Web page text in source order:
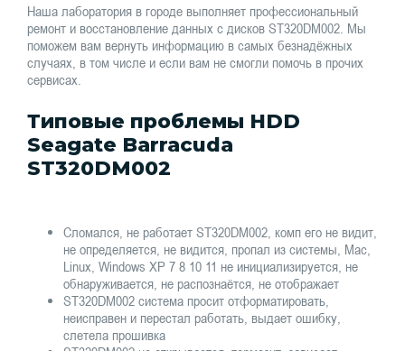
Наша лаборатория в городе выполняет профессиональный
ремонт и восстановление данных с дисков ST320DM002. Мы
поможем вам вернуть информацию в самых безнадёжных
случаях, в том числе и если вам не смогли помочь в прочих
сервисах.
Типовые проблемы HDD
Seagate Barracuda
ST320DM002
Сломался, не работает ST320DM002, комп его не видит,
не определяется, не видится, пропал из системы, Mac,
Linux, Windows XP 7 8 10 11 не инициализируется, не
обнаруживается, не распознаётся, не отображает
ST320DM002 система просит отформатировать,
неисправен и перестал работать, выдает ошибку,
слетела прошивка